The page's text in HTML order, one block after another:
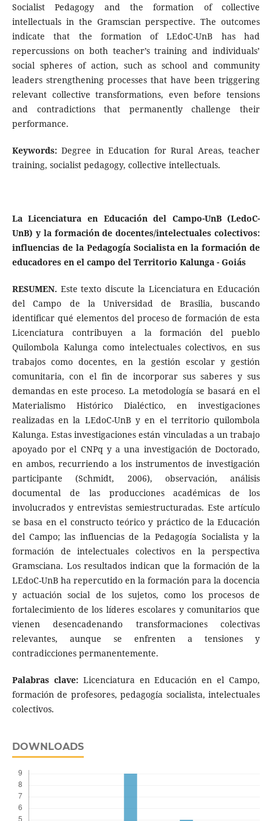
Socialist Pedagogy and the formation of collective
intellectuals in the Gramscian perspective. The outcomes
indicate that the formation of LEdoC-UnB has had
repercussions on both teacher’s training and individuals’
social spheres of action, such as school and community
leaders strengthening processes that have been triggering
relevant collective transformations, even before tensions
and contradictions that permanently challenge their
performance.
Keywords:Degree in Education for Rural Areas, teacher
training, socialist pedagogy, collective intellectuals.
La Licenciatura en Educación del Campo-UnB (LedoC-
UnB) y la formación de docentes/intelectuales colectivos:
influencias de la Pedagogía Socialista en la formación de
educadores en el campo del Territorio Kalunga - Goiás
RESUMEN. Este texto discute la Licenciatura en Educación
del Campo de la Universidad de Brasilia, buscando
identificar qué elementos del proceso de formación de esta
Licenciatura contribuyen a la formación del pueblo
Quilombola Kalunga como intelectuales colectivos, en sus
trabajos como docentes, en la gestión escolar y gestión
comunitaria, con el fin de incorporar sus saberes y sus
demandas en este proceso. La metodología se basará en el
Materialismo Histórico Dialéctico, en investigaciones
realizadas en la LEdoC-UnB y en el territorio quilombola
Kalunga. Estas investigaciones están vinculadas a un trabajo
apoyado por el CNPq y a una investigación de Doctorado,
en ambos, recurriendo a los instrumentos de investigación
participante (Schmidt, 2006), observación, análisis
documental de las producciones académicas de los
involucrados y entrevistas semiestructuradas. Este artículo
se basa en el constructo teórico y práctico de la Educación
del Campo; las influencias de la Pedagogía Socialista y la
formación de intelectuales colectivos en la perspectiva
Gramsciana. Los resultados indican que la formación de la
LEdoC-UnB ha repercutido en la formación para la docencia
y actuación social de los sujetos, como los procesos de
fortalecimiento de los líderes escolares y comunitarios que
vienen desencadenando transformaciones colectivas
relevantes, aunque se enfrenten a tensiones y
contradicciones permanentemente.
Palabras clave:Licenciatura en Educación en el Campo,
formación de profesores, pedagogía socialista, intelectuales
colectivos.
DOWNLOADS